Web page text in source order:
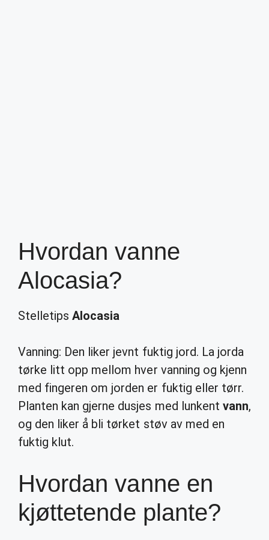
Hvordan vanne
Alocasia?
StelletipsAlocasia
Vanning: Den liker jevnt fuktig jord. La jorda
tørke litt opp mellom hver vanning og kjenn
med fingeren om jorden er fuktig eller tørr.
Planten kan gjerne dusjes med lunkent vann,
og den liker å bli tørket støv av med en
fuktig klut.
Hvordan vanne en
kjøttetende plante?